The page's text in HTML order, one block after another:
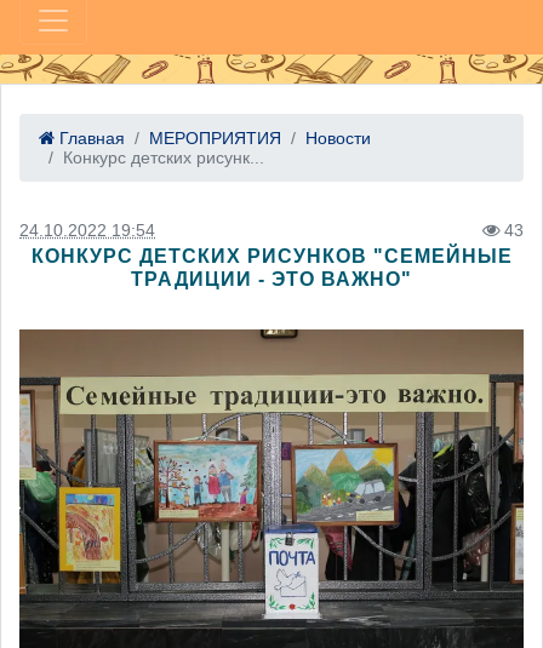
Главная МЕРОПРИЯТИЯ
Новости
Конкурс детских рисунк...
24.10.2022 19:54 43
КОНКУРС ДЕТСКИХ РИСУНКОВ "СЕМЕЙНЫЕ
ТРАДИЦИИ - ЭТО ВАЖНО"